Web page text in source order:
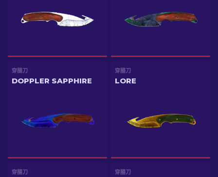
穿腸刀
DOPPLER SAPPHIRE
穿腸刀
LORE
穿腸刀 穿腸刀